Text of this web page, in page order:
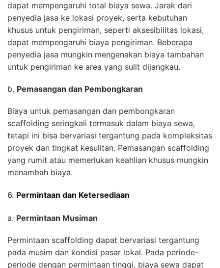
dapat mempengaruhi total biaya sewa. Jarak dari
penyedia jasa ke lokasi proyek, serta kebutuhan
khusus untuk pengiriman, seperti aksesibilitas lokasi,
dapat mempengaruhi biaya pengiriman. Beberapa
penyedia jasa mungkin mengenakan biaya tambahan
untuk pengiriman ke area yang sulit dijangkau.
b. Pemasangan dan Pembongkaran
Biaya untuk pemasangan dan pembongkaran
scaffolding seringkali termasuk dalam biaya sewa,
tetapi ini bisa bervariasi tergantung pada kompleksitas
proyek dan tingkat kesulitan. Pemasangan scaffolding
yang rumit atau memerlukan keahlian khusus mungkin
menambah biaya.
6. Permintaan dan Ketersediaan
a. Permintaan Musiman
Permintaan scaffolding dapat bervariasi tergantung
pada musim dan kondisi pasar lokal. Pada periode-
periode dengan permintaan tinggi, biaya sewa dapat